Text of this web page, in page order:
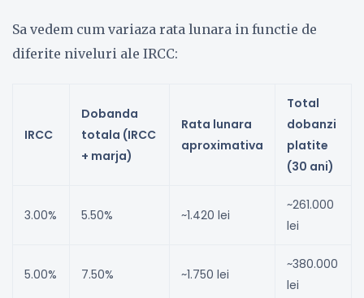
Sa vedem cum variaza rata lunara in functie de
diferite niveluri ale IRCC:
IRCC
Dobanda
totala (IRCC
+ marja)
Rata lunara
aproximativa
Total
dobanzi
platite
(30 ani)
3.00% 5.50% ~1.420 lei
~261.000
lei
5.00% 7.50% ~1.750 lei
~380.000
lei